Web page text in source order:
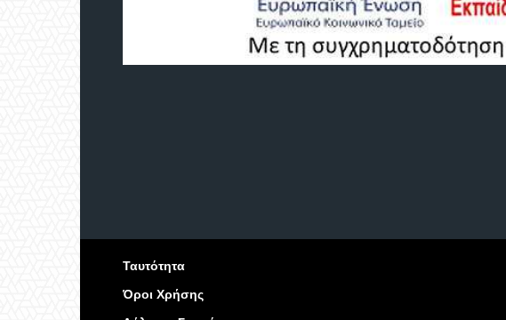
Ταυτότητα
Όροι Χρήσης